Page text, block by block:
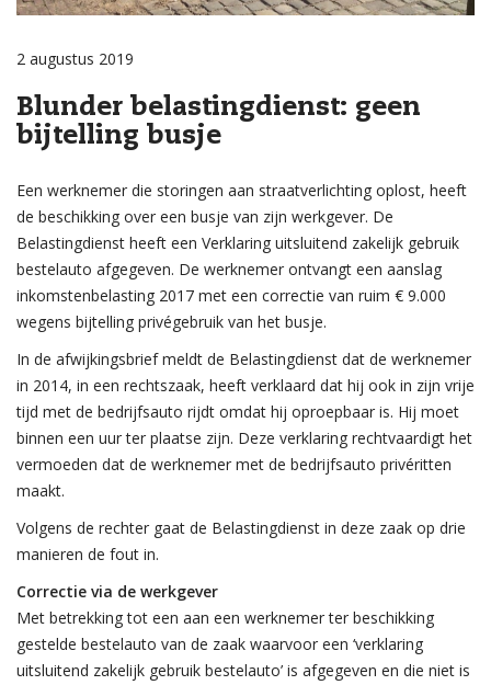
2 augustus 2019
Blunder belastingdienst: geen
bijtelling busje
Een werknemer die storingen aan straatverlichting oplost, heeft
de beschikking over een busje van zijn werkgever. De
Belastingdienst heeft een Verklaring uitsluitend zakelijk gebruik
bestelauto afgegeven. De werknemer ontvangt een aanslag
inkomstenbelasting 2017 met een correctie van ruim € 9.000
wegens bijtelling privégebruik van het busje.
In de afwijkingsbrief meldt de Belastingdienst dat de werknemer
in 2014, in een rechtszaak, heeft verklaard dat hij ook in zijn vrije
tijd met de bedrijfsauto rijdt omdat hij oproepbaar is. Hij moet
binnen een uur ter plaatse zijn. Deze verklaring rechtvaardigt het
vermoeden dat de werknemer met de bedrijfsauto privéritten
maakt.
Volgens de rechter gaat de Belastingdienst in deze zaak op drie
manieren de fout in.
Correctie via de werkgever
Met betrekking tot een aan een werknemer ter beschikking
gestelde bestelauto van de zaak waarvoor een ‘verklaring
uitsluitend zakelijk gebruik bestelauto’ is afgegeven en die niet is